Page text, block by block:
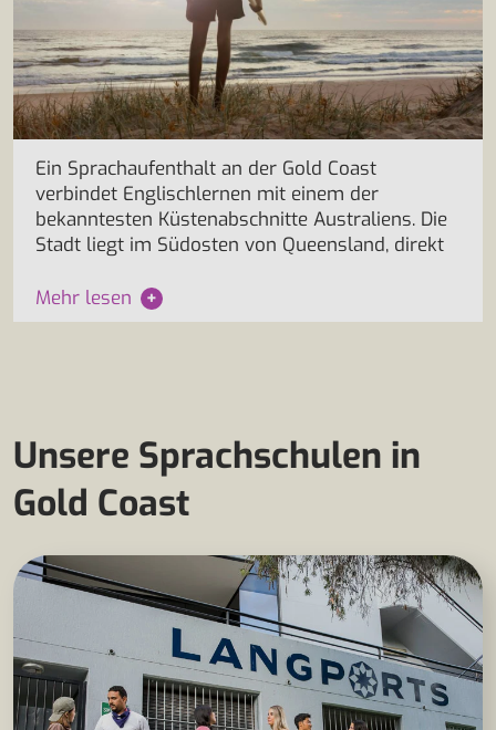
Ein Sprachaufenthalt an der Gold Coast
verbindet Englischlernen mit einem der
bekanntesten Küstenabschnitte Australiens. Die
Stadt liegt im Südosten von Queensland, direkt
Mehr lesen +
Unsere Sprachschulen in
Gold Coast